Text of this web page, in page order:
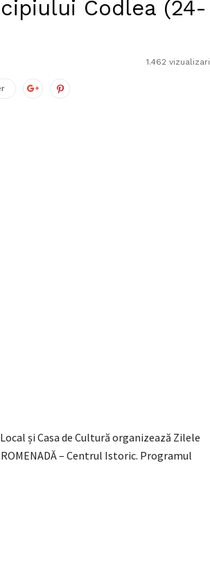
Codlea (24-
1.462 vizualizari
și Casa de Cultură organizează Zilele
– Centrul Istoric. Programul